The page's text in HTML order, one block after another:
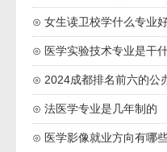
⊙ 女生读卫校学什么专业
⊙ 医学实验技术专业是干
⊙ 2024成都排名前六的公
⊙ 法医学专业是几年制的
⊙ 医学影像就业方向有哪